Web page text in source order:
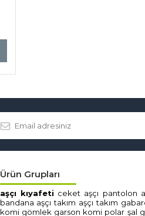
Ürün Grupları
aşçi kiyafeti̇ ceket aşçi pantolon
bandana aşçi takim aşçi takim
komi̇ gömlek garson komi̇ polar şal